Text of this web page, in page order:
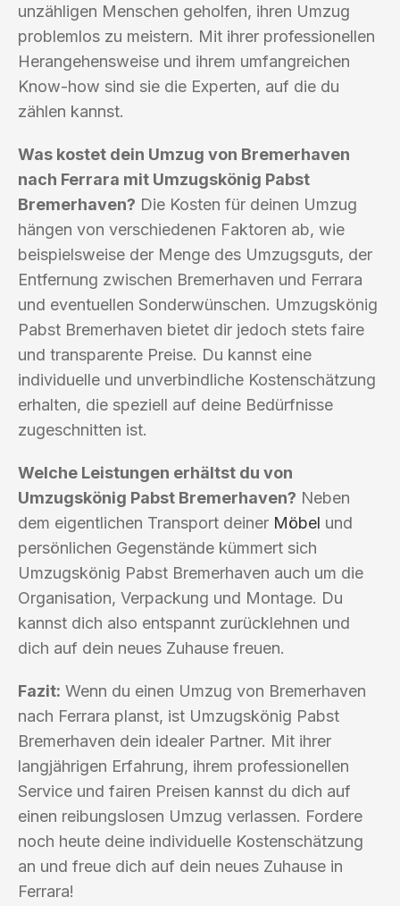
unzähligen Menschen geholfen, ihren Umzug
problemlos zu meistern. Mit ihrer professionellen
Herangehensweise und ihrem umfangreichen
Know-how sind sie die Experten, auf die du
zählen kannst.
Was kostet dein Umzug von Bremerhaven
nach Ferrara mit Umzugskönig Pabst
Bremerhaven? Die Kosten für deinen Umzug
hängen von verschiedenen Faktoren ab, wie
beispielsweise der Menge des Umzugsguts, der
Entfernung zwischen Bremerhaven und Ferrara
und eventuellen Sonderwünschen. Umzugskönig
Pabst Bremerhaven bietet dir jedoch stets faire
und transparente Preise. Du kannst eine
individuelle und unverbindliche Kostenschätzung
erhalten, die speziell auf deine Bedürfnisse
zugeschnitten ist.
Welche Leistungen erhältst du von
Umzugskönig Pabst Bremerhaven? Neben
dem eigentlichen Transport deiner Möbel und
persönlichen Gegenstände kümmert sich
Umzugskönig Pabst Bremerhaven auch um die
Organisation, Verpackung und Montage. Du
kannst dich also entspannt zurücklehnen und
dich auf dein neues Zuhause freuen.
Fazit: Wenn du einen Umzug von Bremerhaven
nach Ferrara planst, ist Umzugskönig Pabst
Bremerhaven dein idealer Partner. Mit ihrer
langjährigen Erfahrung, ihrem professionellen
Service und fairen Preisen kannst du dich auf
einen reibungslosen Umzug verlassen. Fordere
noch heute deine individuelle Kostenschätzung
an und freue dich auf dein neues Zuhause in
Ferrara!